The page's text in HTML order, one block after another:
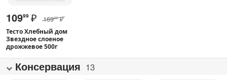
10999 ₽ 16999 ₽
Тесто Хлебный дом
Звездное слоеное
дрожжевое 500г
Консервация 13